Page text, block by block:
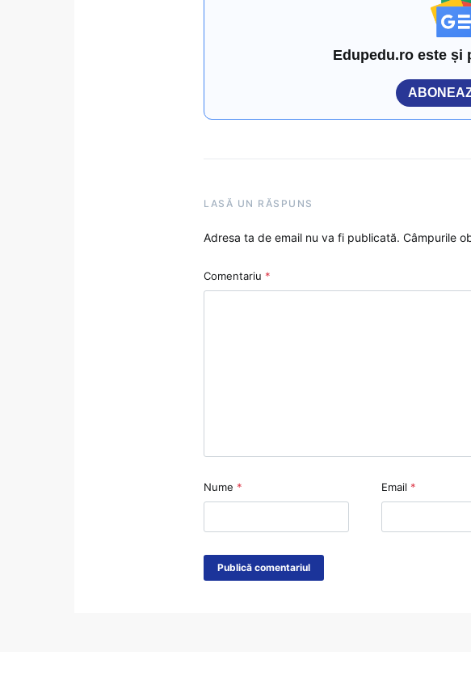
Edupedu.ro este și
LASĂ UN RĂSPUNS
Adresa ta de email nu va fi publicată. Câmpurile
Comentariu *
Nume * Email *